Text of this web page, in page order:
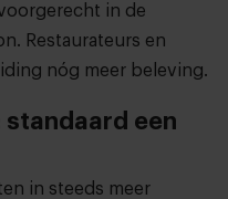
in de
Restaurateurs en
nóg meer beleving.
standaard een
in steeds meer